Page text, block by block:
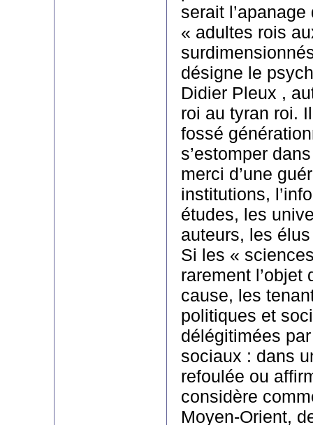
serait
« adultes rois
désigne le
Didier Pleux ,
roi au tyran roi.
fossé
s’estomper
merci d’une
institutions,
études, les
auteurs, les
Si les «
rarement l’objet
cause, les
politiques et
délégitimées
sociaux : dans
refoulée ou
considère
Moyen-Orient,